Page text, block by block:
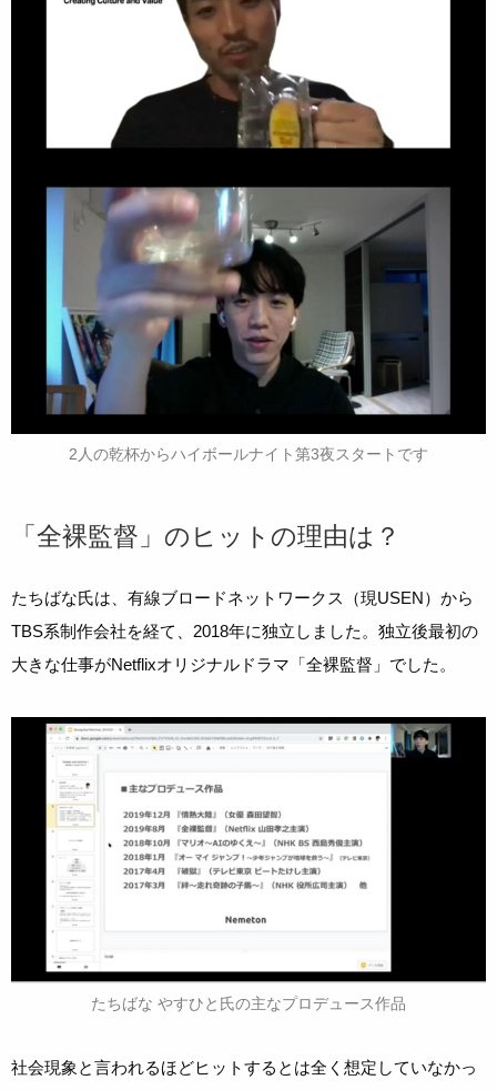
2人の乾杯からハイボールナイト第3夜スタートです
「全裸監督」のヒットの理由は？
たちばな氏は、有線ブロードネットワークス（現USEN）から
TBS系制作会社を経て、2018年に独立しました。独立後最初の
大きな仕事がNetflixオリジナルドラマ「全裸監督」でした。
たちばな やすひと氏の主なプロデュース作品
社会現象と言われるほどヒットするとは全く想定していなかっ